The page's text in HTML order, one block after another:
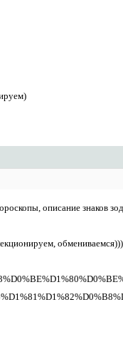
описание знаков
обмениваемся)))